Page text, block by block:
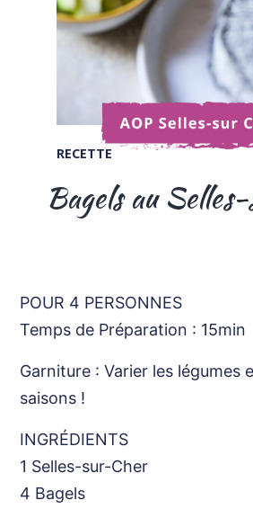
RECETTE
Bagels au
POUR 4 PERSONNES
Temps de Préparation : 15min
Garniture : Varier les légumes
saisons !
INGRÉDIENTS
1 Selles-sur-Cher
4 Bagels